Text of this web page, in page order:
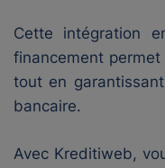
Cette intégration
financement
tout en
bancaire.
Avec Kreditiweb,